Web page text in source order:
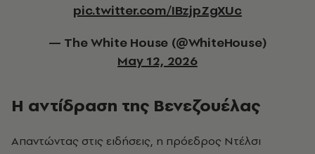
pic.twitter.com/IBzjpZgXUc
— The White House (@WhiteHouse)
May 12, 2026
Η αντίδραση της Βενεζουέλας
Απαντώντας στις ειδήσεις, η πρόεδρος Ντέλσι